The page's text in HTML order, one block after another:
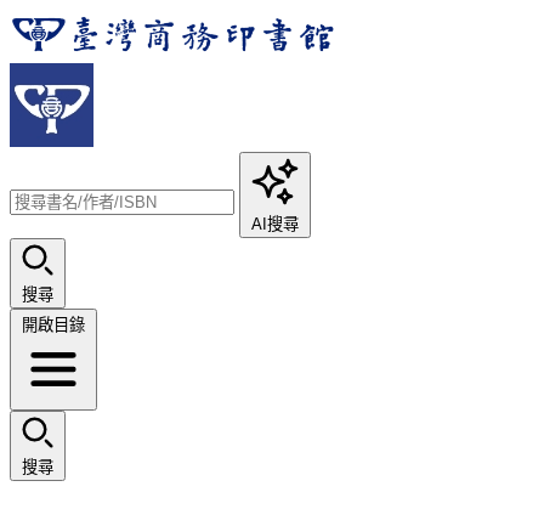
AI搜尋
搜尋
開啟目錄
搜尋